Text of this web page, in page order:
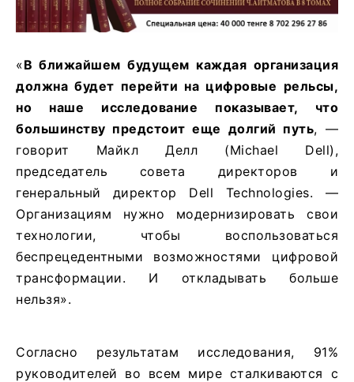
«В ближайшем будущем каждая организация
должна будет перейти на цифровые рельсы,
но наше исследование показывает, что
большинству предстоит еще долгий путь, —
говорит Майкл Делл (Michael Dell),
председатель совета директоров и
генеральный директор Dell Technologies. —
Организациям нужно модернизировать свои
технологии, чтобы воспользоваться
беспрецедентными возможностями цифровой
трансформации. И откладывать больше
нельзя».
Согласно результатам исследования, 91%
руководителей во всем мире сталкиваются с